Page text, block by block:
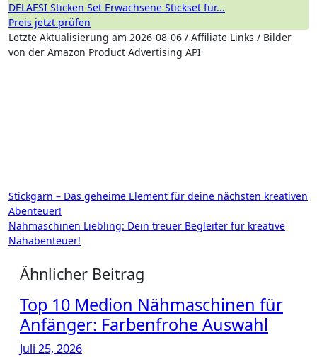
DELAESI Sticken Set Erwachsene Stickset für...
Preis jetzt prüfen
Letzte Aktualisierung am 2026-08-06 / Affiliate Links / Bilder
von der Amazon Product Advertising API
Beitragsnavigation
Stickgarn – Das geheime Element für deine nächsten kreativen
Abenteuer!
Nähmaschinen Liebling: Dein treuer Begleiter für kreative
Nähabenteuer!
Ähnlicher Beitrag
Top 10 Medion Nähmaschinen für
Anfänger: Farbenfrohe Auswahl
Juli 25, 2026